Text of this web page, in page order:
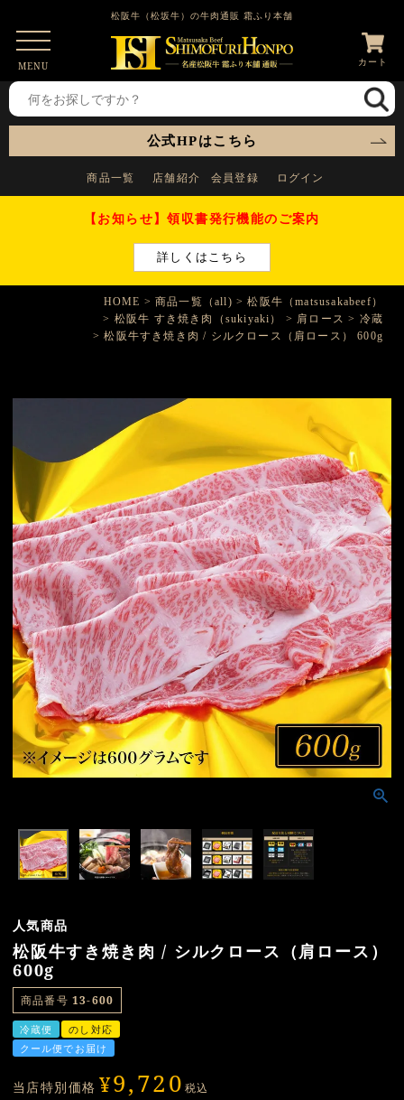
松阪牛（松坂牛）の牛肉通販 霜ふり本舗
カート
MENU
公式HPはこちら
商品一覧 店舗紹介 会員登録 ログイン
【お知らせ】領収書発行機能のご案内
詳しくはこちら
HOME 商品一覧（all)
松阪牛（matsusakabeef）
松阪牛 すき焼き肉（sukiyaki）
肩ロース
冷蔵
松阪牛すき焼き肉 / シルクロース（肩ロース） 600g
人気商品
松阪牛すき焼き肉 / シルクロース（肩ロース）
600g
商品番号 13-600
冷蔵便
のし対応
クール便でお届け
当店特別価格 ¥9,720 税込